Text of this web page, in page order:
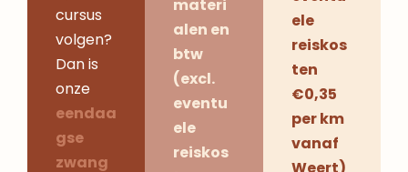
cursus
volgen?
Dan is
onze
eendaa
gse
zwang
materi
alen en
btw
(excl.
eventu
ele
reiskos
ele
reiskos
ten
€0,35
per km
vanaf
Weert)